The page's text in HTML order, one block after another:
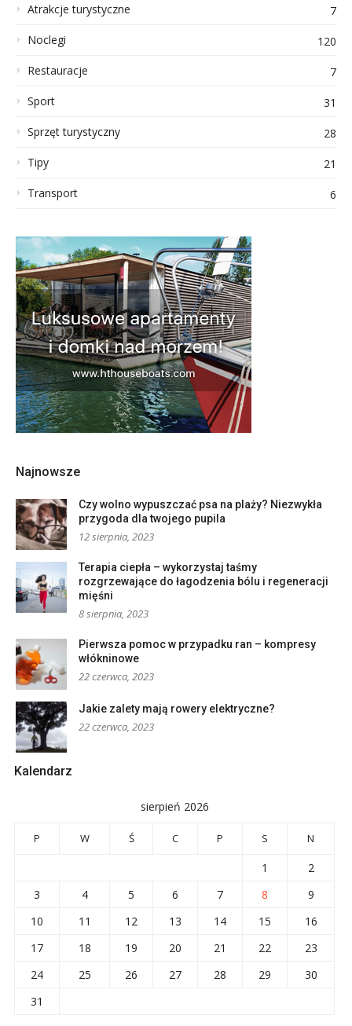
Atrakcje turystyczne
7
Noclegi
120
Restauracje
7
Sport
31
Sprzęt turystyczny
28
Tipy
21
Transport
6
Najnowsze
Czy wolno wypuszczać psa na plaży? Niezwykła
przygoda dla twojego pupila
12 sierpnia, 2023
Terapia ciepła – wykorzystaj taśmy
rozgrzewające do łagodzenia bólu i regeneracji
mięśni
8 sierpnia, 2023
Pierwsza pomoc w przypadku ran – kompresy
włókninowe
22 czerwca, 2023
Jakie zalety mają rowery elektryczne?
22 czerwca, 2023
Kalendarz
sierpień 2026
P W Ś C P S N
1
2
3
4 5 6 7 8
9
10
11 12 13 14 15
16
17
18 19 20 21 22
23
24
25 26 27 28 29
30
31